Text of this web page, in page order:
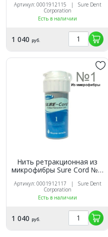
Артикул: 0001912115 | Sure Dent
Corporation
Есть в наличии
1 040 руб.
Нить ретракционная из
микрофибры Sure Cord №1,
Артикул: 0001912117 | Sure Dent
Corporation
Есть в наличии
1 040 руб.